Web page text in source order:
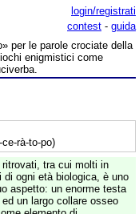
login/registrati
contest - guida
per le parole crociate della
enigmistici come
ce-rà-to-po)
ritrovati, tra cui molti in
ogni età biologica, è uno
aspetto: un enorme testa
un largo collare osseo